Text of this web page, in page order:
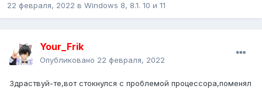
22 февраля, 2022 в Windows 8, 8.1. 10 и 11
Your_Frik
Опубликовано 22 февраля, 2022
Здраствуй-те,вот стокнулся с проблемой процессора,поменял